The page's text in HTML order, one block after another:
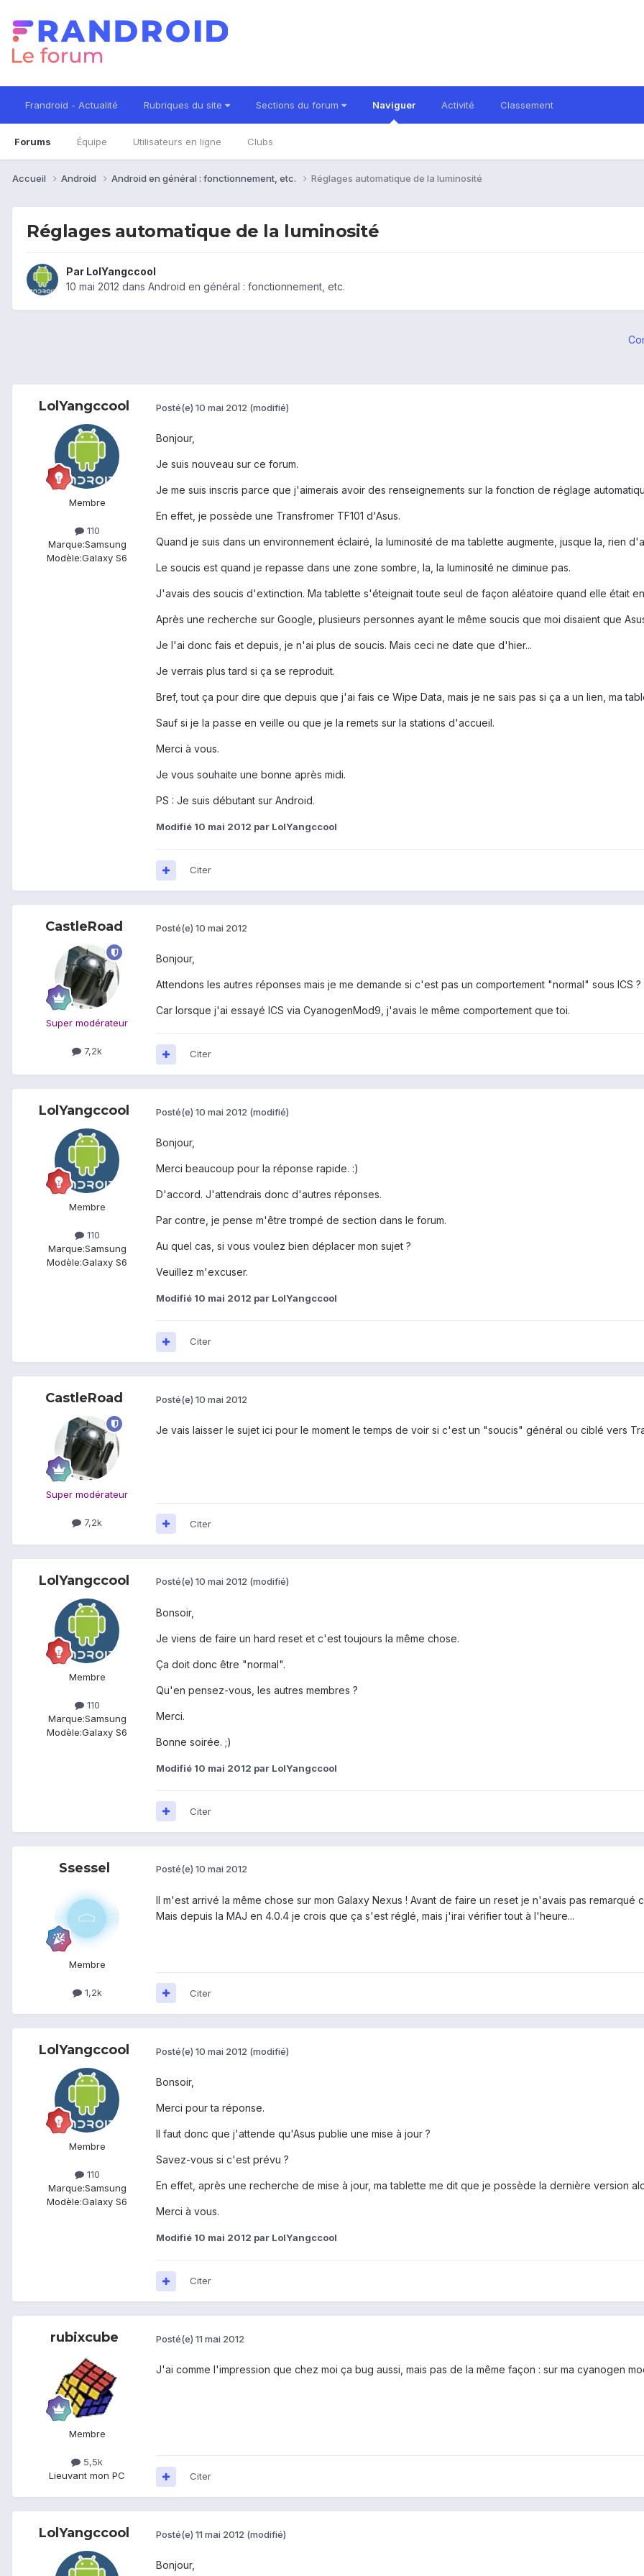
Frandroid - Actualité Rubriques du site Sections du forum Naviguer
Forums Équipe Utilisateurs en ligne Clubs
Activité Classement
Accueil Android Android en général : fonctionnement, etc. Réglages automatique de la luminosité
Réglages automatique de la luminosité
Par LolYangccool
10 mai 2012 dans Android en général : fonctionnement, etc.
LolYangccool
Membre
110
Marque:Samsung
Modèle:Galaxy S6
Posté(e) 10 mai 2012 (modifié)
Bonjour,
Je suis nouveau sur ce forum.
Je me suis inscris parce que j'aimerais avoir des renseignements sur la fonction de réglage
En effet, je possède une Transfromer TF101 d'Asus.
Quand je suis dans un environnement éclairé, la luminosité de ma tablette augmente, jusque la, rien
Le soucis est quand je repasse dans une zone sombre, la, la luminosité ne diminue pas.
J'avais des soucis d'extinction. Ma tablette s'éteignait toute seul de façon aléatoire quand elle était
Après une recherche sur Google, plusieurs personnes ayant le même soucis que moi disaient que
Je l'ai donc fais et depuis, je n'ai plus de soucis. Mais ceci ne date que d'hier...
Je verrais plus tard si ça se reproduit.
Bref, tout ça pour dire que depuis que j'ai fais ce Wipe Data, mais je ne sais pas si ça a un lien, ma
Sauf si je la passe en veille ou que je la remets sur la stations d'accueil.
Merci à vous.
Je vous souhaite une bonne après midi.
PS : Je suis débutant sur Android.
Modifié 10 mai 2012 par LolYangccool
Citer
CastleRoad
Super modérateur
7,2k
Posté(e) 10 mai 2012
Bonjour,
Attendons les autres réponses mais je me demande si c'est pas un comportement "normal" sous ICS ?
Car lorsque j'ai essayé ICS via CyanogenMod9, j'avais le même comportement que toi.
Citer
LolYangccool
Membre
110
Marque:Samsung
Modèle:Galaxy S6
Posté(e) 10 mai 2012 (modifié)
Bonjour,
Merci beaucoup pour la réponse rapide. :)
D'accord. J'attendrais donc d'autres réponses.
Par contre, je pense m'être trompé de section dans le forum.
Au quel cas, si vous voulez bien déplacer mon sujet ?
Veuillez m'excuser.
Modifié 10 mai 2012 par LolYangccool
Citer
CastleRoad
Super modérateur
7,2k
Posté(e) 10 mai 2012
Je vais laisser le sujet ici pour le moment le temps de voir si c'est un "soucis" général ou ciblé vers
Citer
LolYangccool
Membre
110
Marque:Samsung
Modèle:Galaxy S6
Posté(e) 10 mai 2012 (modifié)
Bonsoir,
Je viens de faire un hard reset et c'est toujours la même chose.
Ça doit donc être "normal".
Qu'en pensez-vous, les autres membres ?
Merci.
Bonne soirée. ;)
Modifié 10 mai 2012 par LolYangccool
Citer
Ssessel
Membre
1,2k
Posté(e) 10 mai 2012
Il m'est arrivé la même chose sur mon Galaxy Nexus ! Avant de faire un reset je n'avais pas
Mais depuis la MAJ en 4.0.4 je crois que ça s'est réglé, mais j'irai vérifier tout à l'heure...
Citer
LolYangccool
Membre
110
Marque:Samsung
Modèle:Galaxy S6
Posté(e) 10 mai 2012 (modifié)
Bonsoir,
Merci pour ta réponse.
Il faut donc que j'attende qu'Asus publie une mise à jour ?
Savez-vous si c'est prévu ?
En effet, après une recherche de mise à jour, ma tablette me dit que je possède la dernière version
Merci à vous.
Modifié 10 mai 2012 par LolYangccool
Citer
rubixcube
Membre
5,5k
Lieuvant mon PC
Posté(e) 11 mai 2012
J'ai comme l'impression que chez moi ça bug aussi, mais pas de la même façon : sur ma cyanogen
Citer
LolYangccool Posté(e) 11 mai 2012 (modifié)
Bonjour,